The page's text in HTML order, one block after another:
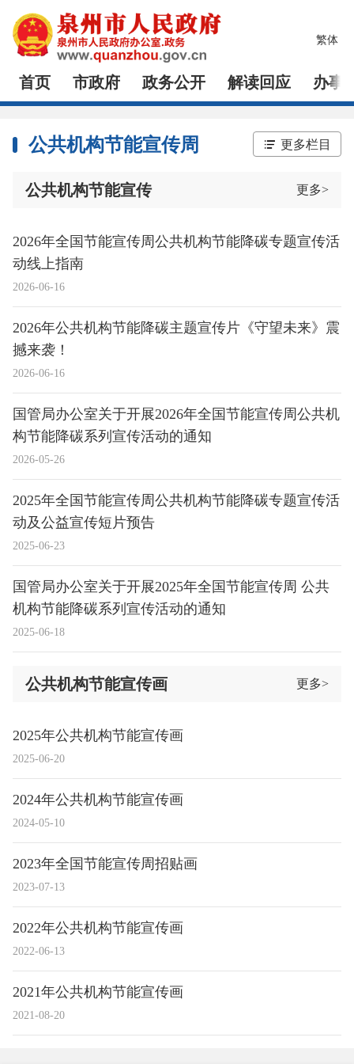
繁体
首页 市政府 政务公开 解读回应 办事
公共机构节能宣传周 更多栏目
公共机构节能宣传 更多>
2026-06-16
2026年全国节能宣传周公共机构节能降碳专题宣传活
动线上指南
2026-06-16
2026年公共机构节能降碳主题宣传片《守望未来》震
撼来袭！
2026-05-26
国管局办公室关于开展2026年全国节能宣传周公共机
构节能降碳系列宣传活动的通知
2025-06-23
2025年全国节能宣传周公共机构节能降碳专题宣传活
动及公益宣传短片预告
2025-06-18
国管局办公室关于开展2025年全国节能宣传周 公共
机构节能降碳系列宣传活动的通知
公共机构节能宣传画 更多>
2025-06-20
2025年公共机构节能宣传画
2024-05-10
2024年公共机构节能宣传画
2023-07-13
2023年全国节能宣传周招贴画
2022-06-13
2022年公共机构节能宣传画
2021-08-20
2021年公共机构节能宣传画